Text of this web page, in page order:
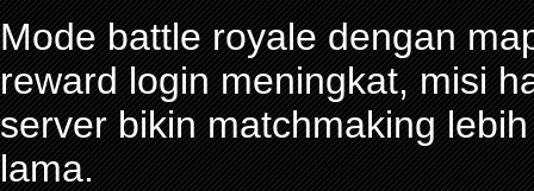
Mode battle royale dengan
reward login meningkat, misi
server bikin matchmaking
lama.